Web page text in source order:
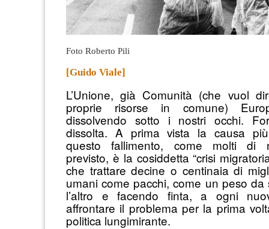
Foto Roberto Pili
[Guido Viale]
L’Unione, già Comunità (che vuol
proprie risorse in comune)
dissolvendo sotto i nostri occhi.
dissolta. A prima vista la causa
questo fallimento, come molti di
previsto, è la cosiddetta “crisi
che trattare decine o centinaia di
umani come pacchi, come un peso da
l’altro e facendo finta, a ogni
affrontare il problema per la prima
politica lungimirante.